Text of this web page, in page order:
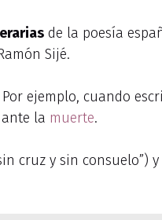
de la poesía
Sijé.
ejemplo, cuando
la muerte.
cruz y sin consuelo”)